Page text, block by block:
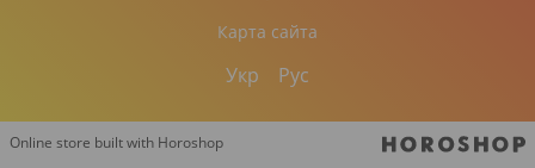
Карта сайта
Укр Рус
Online store built with Horoshop